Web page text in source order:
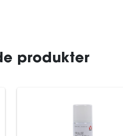
produkter